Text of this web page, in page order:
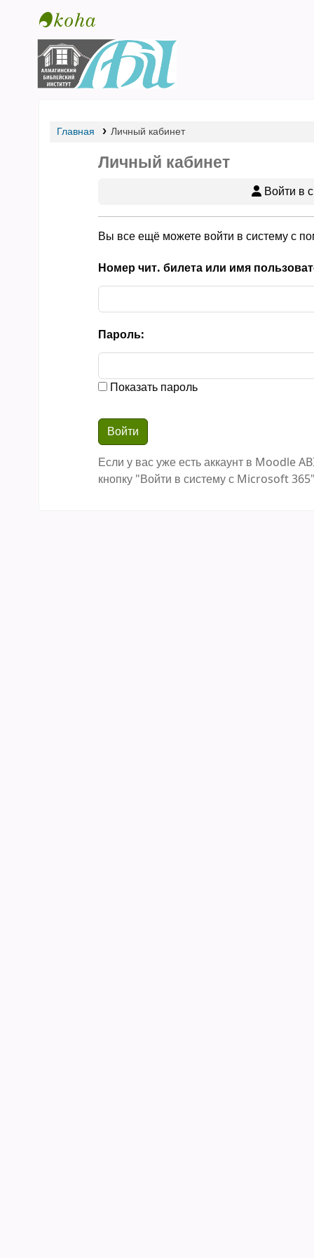
Библиотека АБИ
Главная Личный кабинет
Личный кабинет
Войти в
Вы все ещё можете войти в систему с
Номер чит. билета или имя
Пароль:
Показать пароль
Если у вас уже есть аккаунт в Moodle
кнопку "Войти в систему с Microsoft